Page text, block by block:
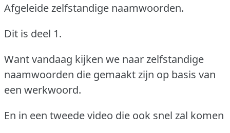
Afgeleide zelfstandige naamwoorden.
Dit is deel 1.
Want vandaag kijken we naar zelfstandige
naamwoorden die gemaakt zijn op basis van
een werkwoord.
En in een tweede video die ook snel zal komen